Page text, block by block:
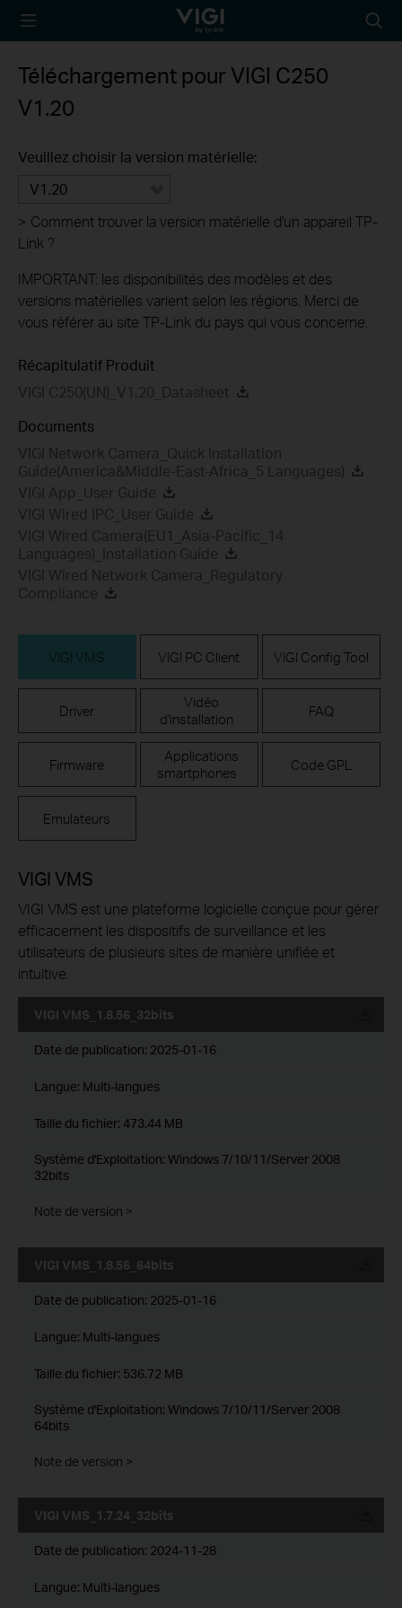
TP-Link, Reliably
icon
Téléchargement pour VIGI C250
V1.20
Veuillez choisir la version matérielle:
V1.20
> Comment trouver la version matérielle d'un appareil TP-
Link ?
IMPORTANT: les disponibilités des modèles et des
versions matérielles varient selon les régions. Merci de
vous référer au site TP-Link du pays qui vous concerne.
Récapitulatif Produit
VIGI C250(UN)_V1.20_Datasheet
Documents
VIGI Network Camera_Quick Installation
Guide(America&Middle-East-Africa_5 Languages)
VIGI App_User Guide
VIGI Wired IPC_User Guide
VIGI Wired Camera(EU1_Asia-Pacific_14
Languages)_Installation Guide
VIGI Wired Network Camera_Regulatory
Compliance
VIGI VMS VIGI PC Client VIGI Config Tool
Driver
Vidéo
d'installation
FAQ
Firmware
Applications
smartphones
Code GPL
Emulateurs
VIGI VMS
VIGI VMS est une plateforme logicielle conçue pour gérer
efficacement les dispositifs de surveillance et les
utilisateurs de plusieurs sites de manière unifiée et
intuitive.
VIGI VMS_1.8.56_32bits
Date de publication: 2025-01-16
Langue: Multi-langues
Taille du fichier: 473.44 MB
Système d'Exploitation: Windows 7/10/11/Server 2008
32bits
Note de version >
VIGI VMS_1.8.56_64bits
Date de publication: 2025-01-16
Langue: Multi-langues
Taille du fichier: 536.72 MB
Système d'Exploitation: Windows 7/10/11/Server 2008
64bits
Note de version >
VIGI VMS_1.7.24_32bits
Date de publication: 2024-11-28
Langue: Multi-langues